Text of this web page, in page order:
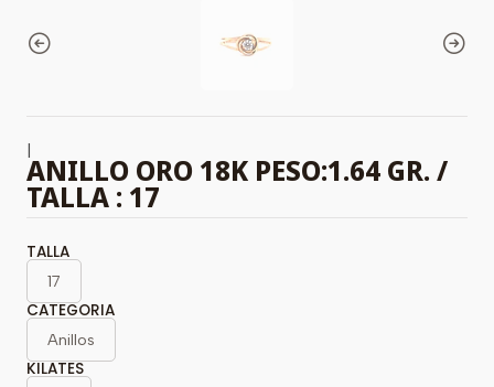
|
ANILLO ORO 18K PESO:1.64 GR. /
TALLA : 17
TALLA
17
CATEGORIA
Anillos
KILATES